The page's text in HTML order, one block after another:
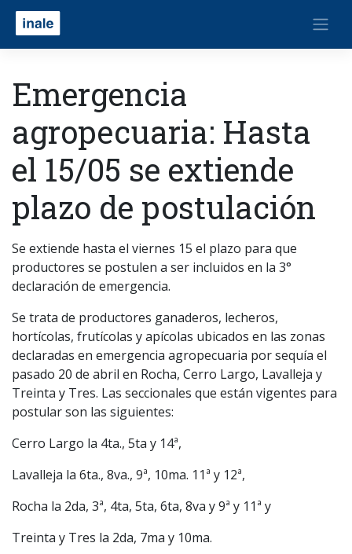
Emergencia
agropecuaria: Hasta
el 15/05 se extiende
plazo de postulación
Se extiende hasta el viernes 15 el plazo para que
productores se postulen a ser incluidos en la 3°
declaración de emergencia.
Se trata de productores ganaderos, lecheros,
hortícolas, frutícolas y apícolas ubicados en las zonas
declaradas en emergencia agropecuaria por sequía el
pasado 20 de abril en Rocha, Cerro Largo, Lavalleja y
Treinta y Tres. Las seccionales que están vigentes para
postular son las siguientes:
Cerro Largo la 4ta., 5ta y 14ª,
Lavalleja la 6ta., 8va., 9ª, 10ma. 11ª y 12ª,
Rocha la 2da, 3ª, 4ta, 5ta, 6ta, 8va y 9ª y 11ª y
Treinta y Tres la 2da, 7ma y 10ma.